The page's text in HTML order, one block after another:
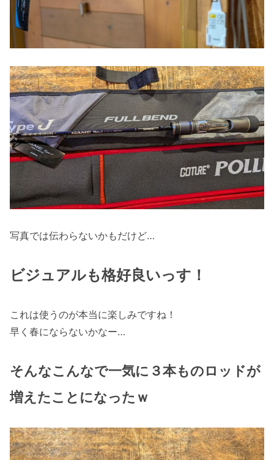
写真では伝わらないかもだけど…
ビジュアルも格好良いっす！
これは使うのが本当に楽しみですね！
早く春にならないかなー…
そんなこんなで一気に３本ものロッドが
増えたことになったｗ